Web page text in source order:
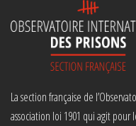
La section française de
association loi 1901 qui agit